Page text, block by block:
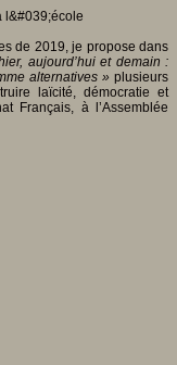
de 2019, je propose dans
aujourd’hui et demain :
alternatives » plusieurs
laïcité, démocratie et
Français, à l’Assemblée